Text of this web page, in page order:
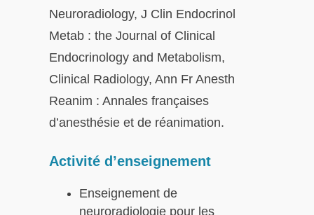
Neuroradiology, J Clin Endocrinol
Metab : the Journal of Clinical
Endocrinology and Metabolism,
Clinical Radiology, Ann Fr Anesth
Reanim : Annales françaises
d’anesthésie et de réanimation.
Activité d’enseignement
Enseignement de
neuroradiologie pour les